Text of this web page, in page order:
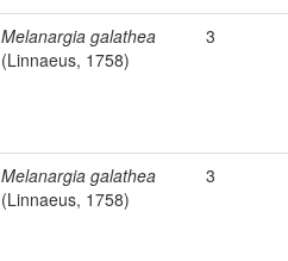
Melanargia galathea
(Linnaeus, 1758)
3
Melanargia galathea
(Linnaeus, 1758)
3